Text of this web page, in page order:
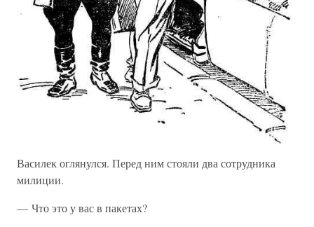
Василек оглянулся. Перед ним стояли два сотрудника
милиции.
— Что это у вас в пакетах?